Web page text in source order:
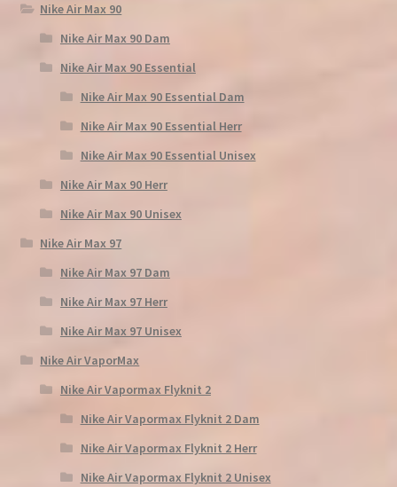
Nike Air Max 90
Nike Air Max 90 Dam
Nike Air Max 90 Essential
Nike Air Max 90 Essential Dam
Nike Air Max 90 Essential Herr
Nike Air Max 90 Essential Unisex
Nike Air Max 90 Herr
Nike Air Max 90 Unisex
Nike Air Max 97
Nike Air Max 97 Dam
Nike Air Max 97 Herr
Nike Air Max 97 Unisex
Nike Air VaporMax
Nike Air Vapormax Flyknit 2
Nike Air Vapormax Flyknit 2 Dam
Nike Air Vapormax Flyknit 2 Herr
Nike Air Vapormax Flyknit 2 Unisex